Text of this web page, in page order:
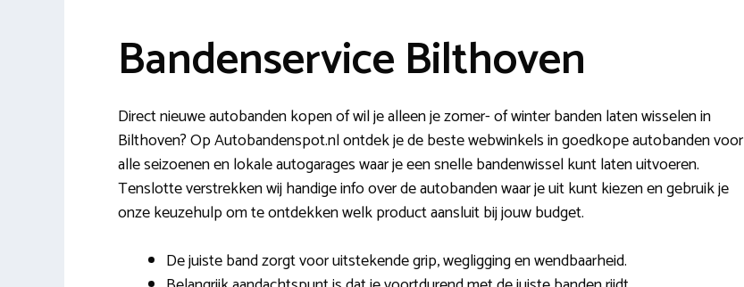
Bandenservice Bilthoven
Direct nieuwe autobanden kopen of wil je alleen je zomer- of winter banden laten wisselen in
Bilthoven? Op Autobandenspot.nl ontdek je de beste webwinkels in goedkope autobanden voor
alle seizoenen en lokale autogarages waar je een snelle bandenwissel kunt laten uitvoeren.
Tenslotte verstrekken wij handige info over de autobanden waar je uit kunt kiezen en gebruik je
onze keuzehulp om te ontdekken welk product aansluit bij jouw budget.
De juiste band zorgt voor uitstekende grip, wegligging en wendbaarheid.